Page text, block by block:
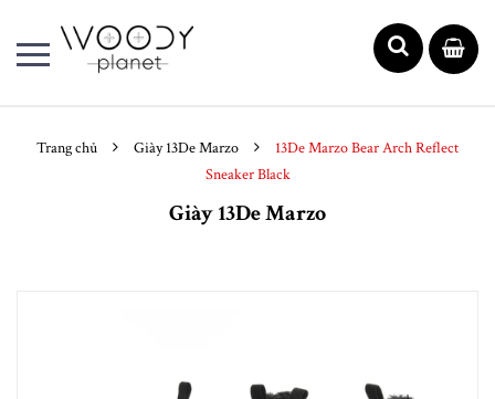
Trang chủ Giày 13De Marzo
13De Marzo Bear Arch Reflect
Sneaker Black
Giày 13De Marzo